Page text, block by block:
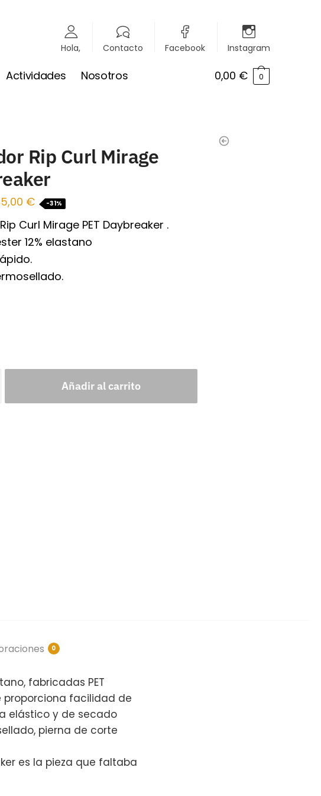
Hola, Contacto Facebook Instagram
Actividades Nosotros 0,00 € 0
Rip Curl Mirage
€ -31%
Curl Mirage PET Daybreaker .
12% elastano
Añadir al carrito
0
fabricadas PET
proporciona facilidad de
elástico y de secado
pierna de corte
es la pieza que faltaba